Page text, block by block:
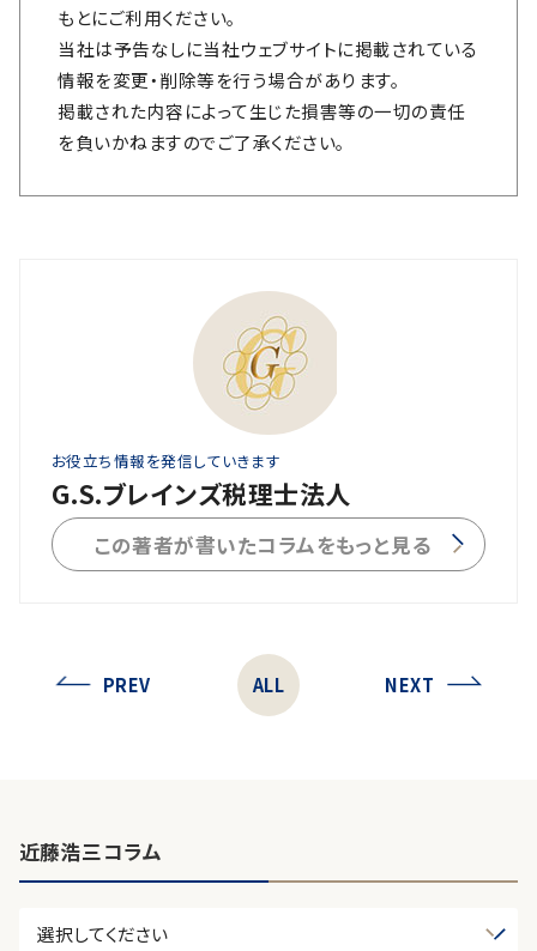
もとにご利用ください。
当社は予告なしに当社ウェブサイトに掲載されている
情報を変更・削除等を行う場合があります。
掲載された内容によって生じた損害等の一切の責任
を負いかねますのでご了承ください。
お役立ち情報を発信していきます
G.S.ブレインズ税理士法人
この著者が書いたコラムをもっと見る
PREV ALL NEXT
近藤浩三コラム